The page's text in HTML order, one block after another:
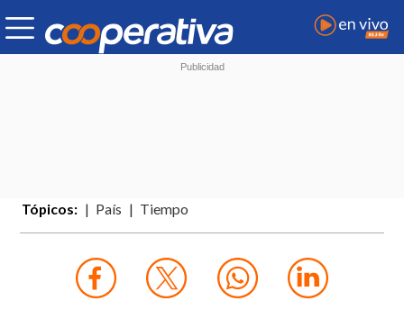
Tópicos: País Tiempo